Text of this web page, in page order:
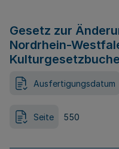
Gesetz zur
Nordrhein-
Ausfertigungsdatum
Seite 550